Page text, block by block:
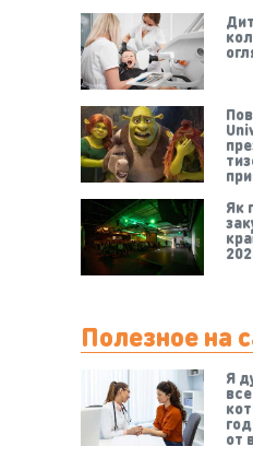
Як
Полезное на
Я
от